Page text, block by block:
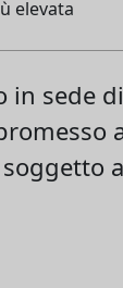
elevata
in sede
a